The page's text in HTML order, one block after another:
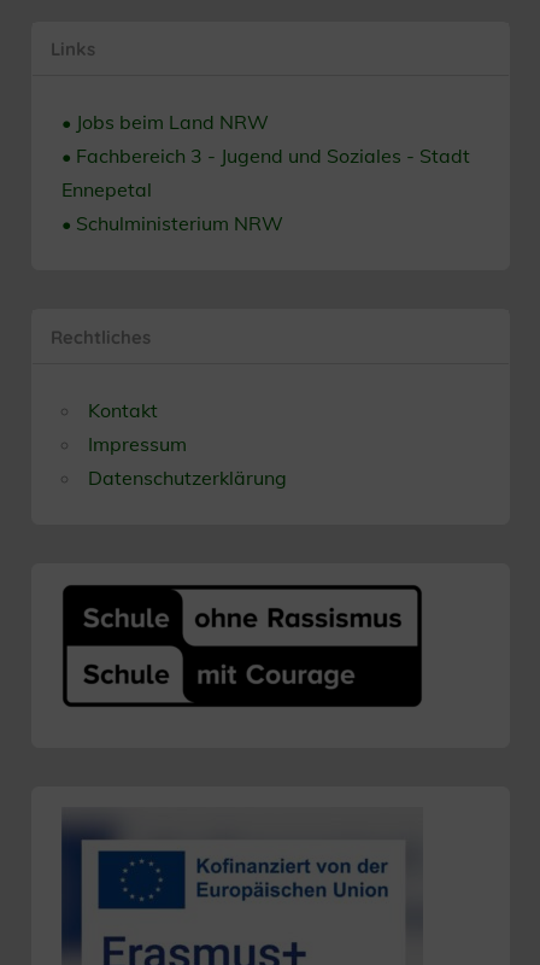
Links
• Jobs beim Land NRW
• Fachbereich 3 - Jugend und Soziales - Stadt
Ennepetal
• Schulministerium NRW
Rechtliches
Kontakt
Impressum
Datenschutzerklärung